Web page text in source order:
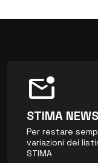
mark_email_unread
STIMA
Per restare
variazioni dei
STIMA